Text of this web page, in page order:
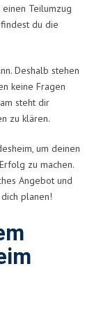
einen Teilumzug
du die
Deshalb stehen
keine Fragen
steht dir
zu klären.
um deinen
zu machen.
Angebot und
planen!